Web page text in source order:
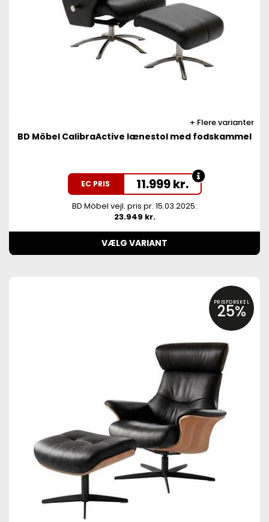
Flere varianter
BD Möbel CalibraActive lænestol med fodskammel
EC PRIS 11.999kr.
BD Möbel vejl. pris pr. 15.03.2025:
23.949 kr.
VÆLG VARIANT
PRISFORSKEL
25%